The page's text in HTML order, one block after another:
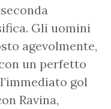
Gli uomini
agevolmente,
un perfetto
gol
Ravina,